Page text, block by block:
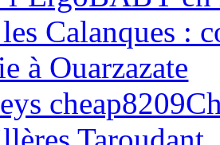
Calanques :
à Ouarzazate